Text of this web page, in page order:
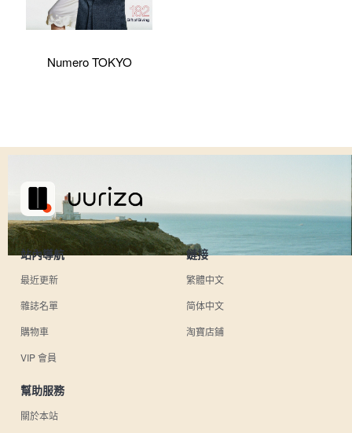
Numero TOKYO
站內導航
最近更新
雜誌名單
購物車
VIP 會員
鏈接
繁體中文
简体中文
淘寶店鋪
幫助服務
關於本站